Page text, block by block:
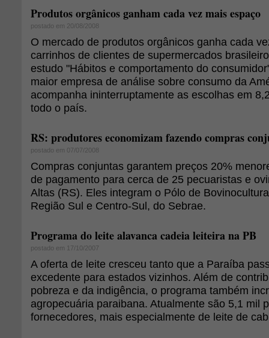
Produtos orgânicos ganham cada vez mais espaço
postado em 20/08/2008
O mercado de produtos orgânicos ganha cada
carrinhos de clientes de supermercados
estudo "Hábitos e comportamento do
maior empresa de análise sobre consumo da
acompanha ininterruptamente as escolhas em
todo o país.
RS: produtores economizam fazendo compras
postado em 07/07/2008
Compras conjuntas garantem preços 20%
de pagamento para cerca de 25 pecuaristas e
Altas (RS). Eles integram o Pólo de
Região Sul e Centro-Sul, do Sebrae.
Programa do leite alavanca cadeia leiteira na PB
postado em 17/10/2007
A oferta de leite cresceu tanto que a Paraíba
excedente para estados vizinhos. Além de
pobreza e da indigência, o programa também
agropecuária paraibana. Atualmente são 5,1 mil
fornecedores, mais especialmente de leite de